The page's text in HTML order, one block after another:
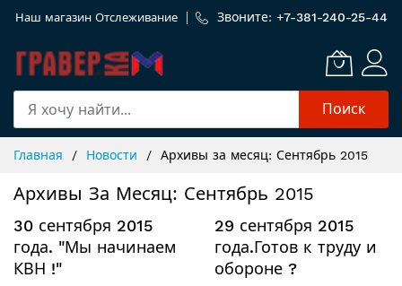
Наш магазин Отслеживание Звоните: +7-381-240-25-44
Поиск
Content
Главная Новости Архивы за месяц: Сентябрь 2015
Архивы За Месяц: Сентябрь 2015
30 сентября 2015
года. "Мы начинаем
КВН !"
29 сентября 2015
года.Готов к труду и
обороне ?